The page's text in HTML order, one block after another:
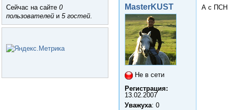
Сейчас на сайте 0
пользователей и 5 гостей.
MasterKUST
Не в сети
Регистрация:
13.02.2007
Уважуха: 0
А с ПСН